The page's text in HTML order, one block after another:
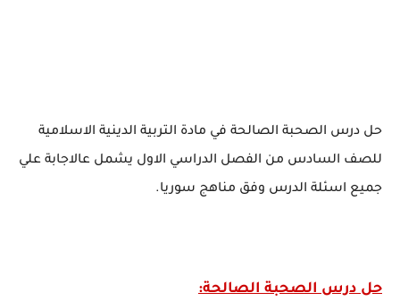
حل درس الصحبة الصالحة في مادة التربية الدينية الاسلامية
للصف السادس من الفصل الدراسي الاول يشمل عالاجابة علي
جميع اسئلة الدرس وفق مناهج سوريا.
حل درس الصحبة الصالحة: